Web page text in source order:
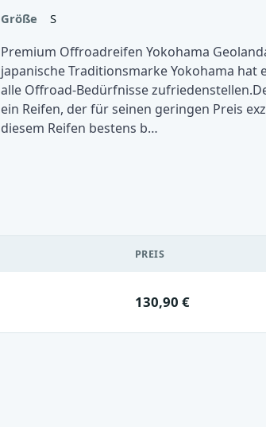
Größe S
Premium Offroadreifen Yokohama
japanische Traditionsmarke Yokohama hat
alle Offroad-Bedürfnisse
ein Reifen, der für seinen geringen Preis
diesem Reifen bestens b…
PREIS
130,90 €